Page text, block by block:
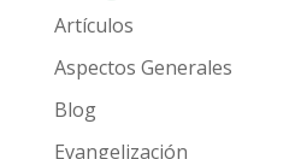
Artículos
Aspectos Generales
Blog
Evangelización